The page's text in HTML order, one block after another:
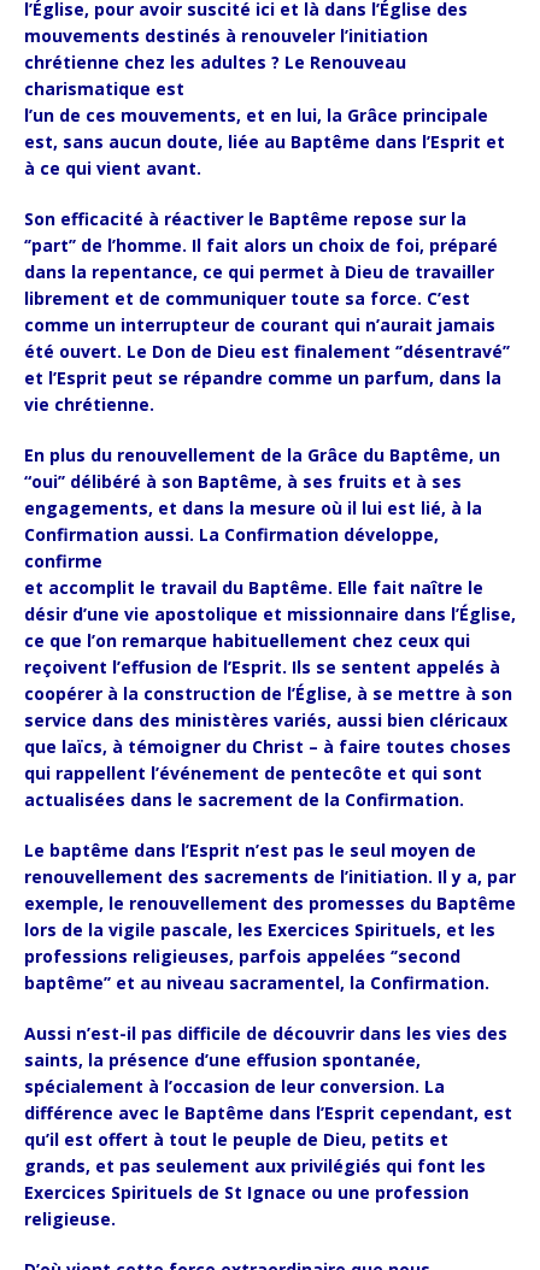
l’Église, pour avoir suscité ici et là dans l’Église des
mouvements destinés à renouveler l’initiation
chrétienne chez les adultes ? Le Renouveau
charismatique est
l’un de ces mouvements, et en lui, la Grâce principale
est, sans aucun doute, liée au Baptême dans l’Esprit et
à ce qui vient avant.
Son efficacité à réactiver le Baptême repose sur la
‘’part’’ de l’homme. Il fait alors un choix de foi, préparé
dans la repentance, ce qui permet à Dieu de travailler
librement et de communiquer toute sa force. C’est
comme un interrupteur de courant qui n’aurait jamais
été ouvert. Le Don de Dieu est finalement ‘’désentravé’’
et l’Esprit peut se répandre comme un parfum, dans la
vie chrétienne.
En plus du renouvellement de la Grâce du Baptême, un
“oui’’ délibéré à son Baptême, à ses fruits et à ses
engagements, et dans la mesure où il lui est lié, à la
Confirmation aussi. La Confirmation développe,
confirme
et accomplit le travail du Baptême. Elle fait naître le
désir d’une vie apostolique et missionnaire dans l’Église,
ce que l’on remarque habituellement chez ceux qui
reçoivent l’effusion de l’Esprit. Ils se sentent appelés à
coopérer à la construction de l’Église, à se mettre à son
service dans des ministères variés, aussi bien cléricaux
que laïcs, à témoigner du Christ – à faire toutes choses
qui rappellent l’événement de pentecôte et qui sont
actualisées dans le sacrement de la Confirmation.
Le baptême dans l’Esprit n’est pas le seul moyen de
renouvellement des sacrements de l’initiation. Il y a, par
exemple, le renouvellement des promesses du Baptême
lors de la vigile pascale, les Exercices Spirituels, et les
professions religieuses, parfois appelées ‘’second
baptême’’ et au niveau sacramentel, la Confirmation.
Aussi n’est-il pas difficile de découvrir dans les vies des
saints, la présence d’une effusion spontanée,
spécialement à l’occasion de leur conversion. La
différence avec le Baptême dans l’Esprit cependant, est
qu’il est offert à tout le peuple de Dieu, petits et
grands, et pas seulement aux privilégiés qui font les
Exercices Spirituels de St Ignace ou une profession
religieuse.